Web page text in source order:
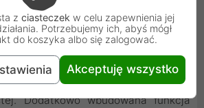
na prąd, takich jak słuchawki
opaski sportowe czy smartwatche,
odłączane przez inne modele
Dzięki temu EB-11QB staje się
zasilania dla całej Twojej
Dodatkowo wbudowana funkcja
z ciasteczek w celu zapewnienia jej
Potrzebujemy ich, abyś mógł
do koszyka albo się zalogować.
Akceptuję wszystko